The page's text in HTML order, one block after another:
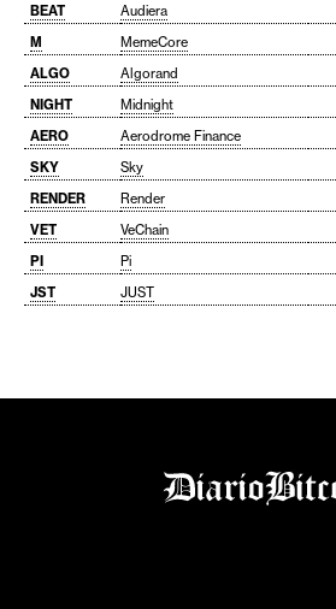
BEAT Audiera
M
MemeCore
ALGO
Algorand
NIGHT
Midnight
AERO
Aerodrome Finance
SKY
Sky
RENDER
Render
VET
VeChain
PI
Pi
JST
JUST